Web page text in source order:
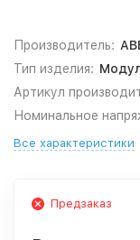
Производитель:
Тип изделия:
Артикул
Номинальное
Все характеристики
Предзаказ